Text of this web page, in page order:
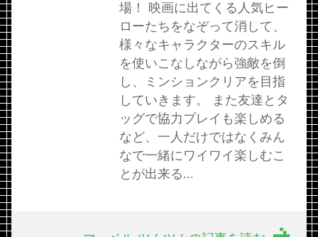
場！ 映画に出てくる人気ヒー
ローたちをなぞって消して、
様々なキャラクターのスキル
を使いこなしながら強敵を倒
し、ミンションクリアを目指
していきます。 また友達とタ
ッグで協力プレイも楽しめる
など、一人だけではなくみん
なで一緒にワイワイ楽しむこ
とが出来る...